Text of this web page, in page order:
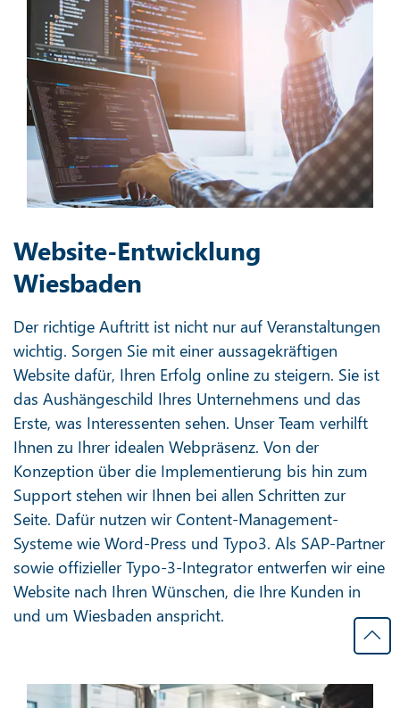
Website-Entwicklung
Wiesbaden
Der richtige Auftritt ist nicht nur auf Veranstaltungen
wichtig. Sorgen Sie mit einer aussagekräftigen
Website dafür, Ihren Erfolg online zu steigern. Sie ist
das Aushängeschild Ihres Unternehmens und das
Erste, was Interessenten sehen. Unser Team verhilft
Ihnen zu Ihrer idealen Webpräsenz. Von der
Konzeption über die Implementierung bis hin zum
Support stehen wir Ihnen bei allen Schritten zur
Seite. Dafür nutzen wir Content-Management-
Systeme wie Word-Press und Typo3. Als SAP-Partner
sowie offizieller Typo-3-Integrator entwerfen wir eine
Website nach Ihren Wünschen, die Ihre Kunden in
und um Wiesbaden anspricht.